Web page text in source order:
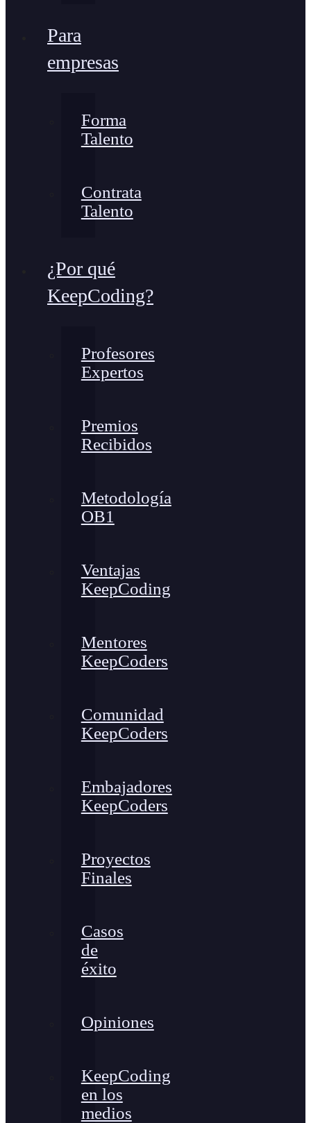
Para
empresas
Forma
Talento
Contrata
Talento
¿Por qué
KeepCoding?
Profesores
Expertos
Premios
Recibidos
Metodología
OB1
Ventajas
KeepCoding
Mentores
KeepCoders
Comunidad
KeepCoders
Embajadores
KeepCoders
Proyectos
Finales
Casos
de
éxito
Opiniones
KeepCoding
en los
medios